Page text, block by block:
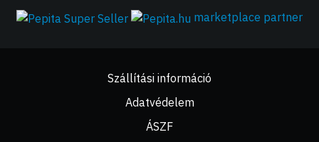
marketplace partner
Szállítási információ
Adatvédelem
ÁSZF